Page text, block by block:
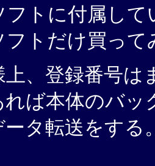
フトに付属し
フトだけ買っ
上、登録番号
れば本体のバ
タ転送をする